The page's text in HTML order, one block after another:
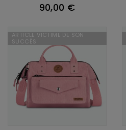
90,00 €
ARTICLE VICTIME DE SON
SUCCÈS